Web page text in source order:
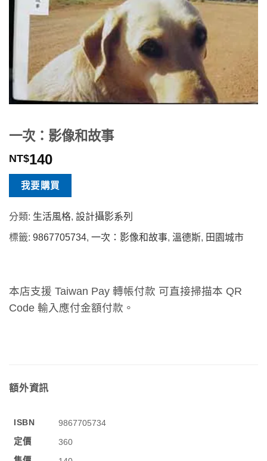
一次：影像和故事
NT$140
我要購買
分類: 生活風格, 設計攝影系列
標籤: 9867705734, 一次：影像和故事, 溫德斯, 田園城市
本店支援 Taiwan Pay 轉帳付款 可直接掃描本 QR
Code 輸入應付金額付款。
額外資訊
ISBN
9867705734
定價
360